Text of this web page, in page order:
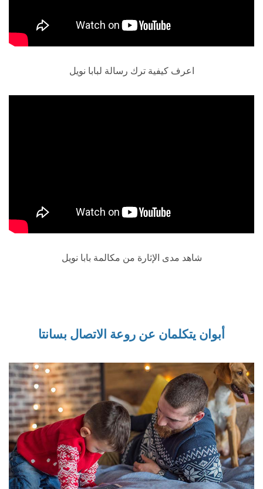
اعرف كيفية ترك رسالة لبابا نويل
شاهد مدى الإثارة من مكالمة بابا نويل
أبوان يتكلمان عن روعة الاتصال بسانتا